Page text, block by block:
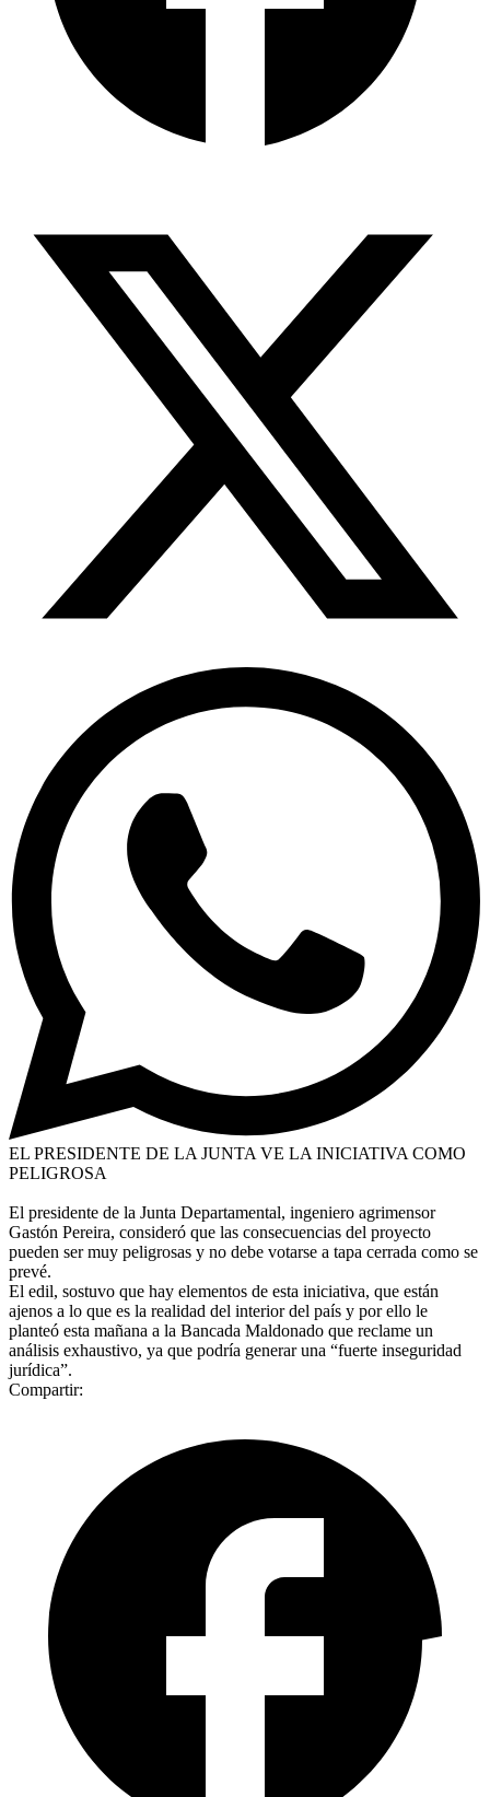
EL PRESIDENTE DE LA JUNTA VE LA INICIATIVA COMO
PELIGROSA
El presidente de la Junta Departamental, ingeniero agrimensor
Gastón Pereira, consideró que las consecuencias del proyecto
pueden ser muy peligrosas y no debe votarse a tapa cerrada como se
prevé.
El edil, sostuvo que hay elementos de esta iniciativa, que están
ajenos a lo que es la realidad del interior del país y por ello le
planteó esta mañana a la Bancada Maldonado que reclame un
análisis exhaustivo, ya que podría generar una “fuerte inseguridad
jurídica”.
Compartir: